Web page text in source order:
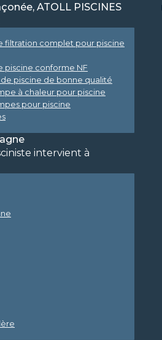
ATOLL PISCINES
filtration complet pour piscine
piscine conforme NF
piscine de bonne qualité
à chaleur pour piscine
pour piscine
intervient à